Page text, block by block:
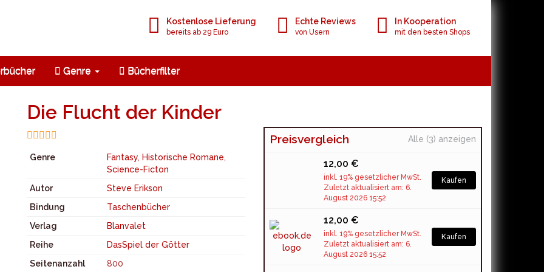
Kostenlose Lieferung
bereits ab 29 Euro
Echte Reviews
von Usern
In Kooperation
mit den besten Shops
Genre Bücherfilter
Die Flucht der Kinder
Alle (3) anzeigen
Preisvergleich
12,00 €
inkl. 19% gesetzlicher MwSt.
Zuletzt aktualisiert am: 6.
August 2026 15:52
Kaufen
12,00 €
inkl. 19% gesetzlicher MwSt.
Zuletzt aktualisiert am: 6.
August 2026 15:52
Kaufen
Genre Fantasy, Historische Romane,
Science-Ficton
Autor
Steve Erikson
Bindung
Taschenbücher
Verlag
Blanvalet
Reihe
DasSpiel der Götter
Seitenanzahl
800